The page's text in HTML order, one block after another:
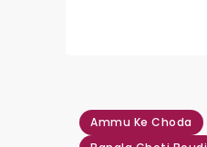
Ammu Ke Choda